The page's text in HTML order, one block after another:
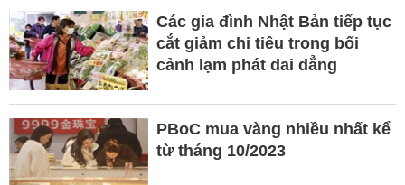
Các gia đình Nhật Bản tiếp tục
cắt giảm chi tiêu trong bối
cảnh lạm phát dai dẳng
PBoC mua vàng nhiều nhất kể
từ tháng 10/2023